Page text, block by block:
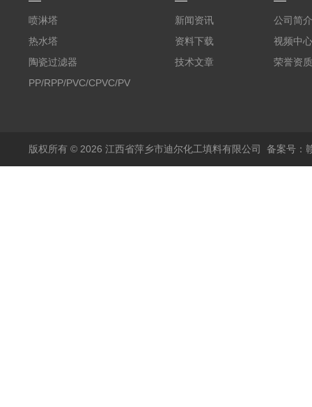
喷淋塔
热水塔
陶瓷过滤器
PP/RPP/PVC/CPVC/PVDF
新闻资讯
资料下载
技术文章
公司简介
视频中心
荣誉资质
版权所有 © 2026 江西省萍乡市迪尔化工填料有限公司 备案号：